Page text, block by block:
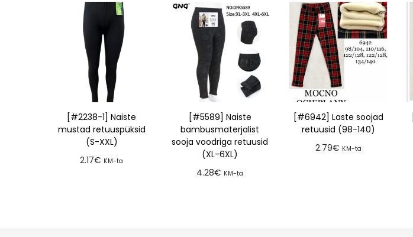
[#2238-1] Naiste
mustad retuuspüksid
(S-XXL)
2.17€ KM-ta
[#5589] Naiste
bambusmaterjalist
sooja voodriga retuusid
(XL-6XL)
4.28€ KM-ta
[#6942] Laste soojad
retuusid (98-140)
2.79€ KM-ta